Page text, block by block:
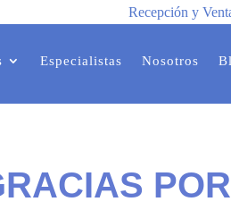
Especialistas Nosotros
Recepción y
POR